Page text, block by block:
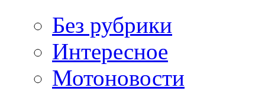
Без рубрики
Интересное
Мотоновости